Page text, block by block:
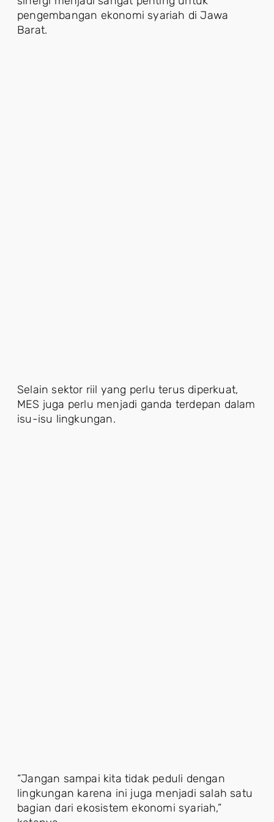
pengembangan ekonomi syariah di Jawa
Barat.
Selain sektor riil yang perlu terus diperkuat,
MES juga perlu menjadi ganda terdepan dalam
isu-isu lingkungan.
“Jangan sampai kita tidak peduli dengan
lingkungan karena ini juga menjadi salah satu
bagian dari ekosistem ekonomi syariah,”